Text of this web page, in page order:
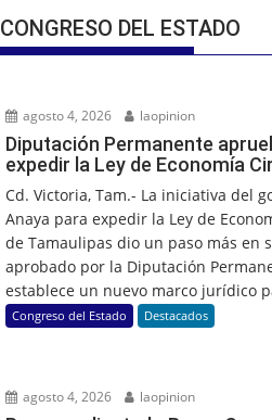
CONGRESO DEL ESTADO
agosto 4, 2026 laopinion
Diputación Permanente
expedir la Ley de Economía
Cd. Victoria, Tam.- La iniciativa del
Anaya para expedir la Ley de
de Tamaulipas dio un paso más en
aprobado por la Diputación
establece un nuevo marco jurídico
Congreso del Estado Destacados
agosto 4, 2026 laopinion